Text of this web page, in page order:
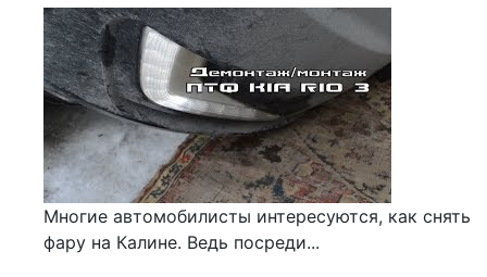
Многие автомобилисты интересуются, как снять
фару на Калине. Ведь посреди...